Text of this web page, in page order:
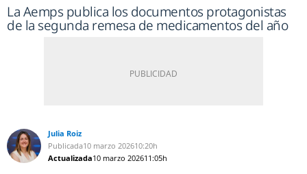
La Aemps publica los documentos protagonistas
de la segunda remesa de medicamentos del año
Julia Roiz
Publicada10 marzo 202610:20h
Actualizada10 marzo 202611:05h